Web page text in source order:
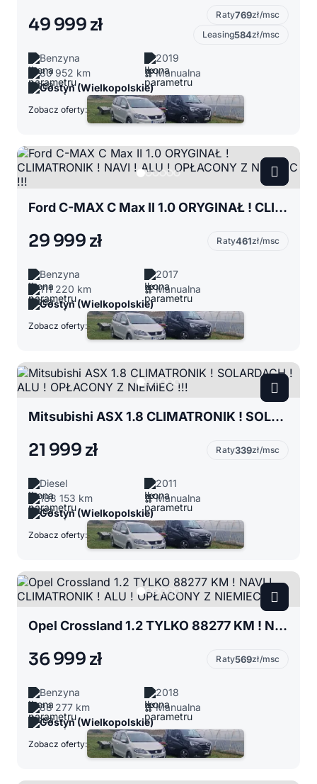
49 999 zł Raty769zł/msc
Leasing584zł/msc
Benzyna
2019
80 952 km
Manualna
Gostyń (Wielkopolskie)
Zobacz oferty:
Ford C-MAX C Max II 1.0 ORYGINAŁ ! CLIMATRONIK ! NAVI ! ALU ! OPŁACONY Z NIEMIEC !!!
29 999 zł Raty461zł/msc
Benzyna
2017
111 220 km
Manualna
Gostyń (Wielkopolskie)
Zobacz oferty:
Mitsubishi ASX 1.8 CLIMATRONIK ! SOLARDACH ! ALU ! OPŁACONY Z NIEMIEC !!!
21 999 zł Raty339zł/msc
Diesel
2011
188 153 km
Manualna
Gostyń (Wielkopolskie)
Zobacz oferty:
Opel Crossland 1.2 TYLKO 88277 KM ! NAVI ! CLIMATRONIK ! ALU ! OPŁACONY Z NIEMIEC !!!
36 999 zł Raty569zł/msc
Benzyna
2018
88 277 km
Manualna
Gostyń (Wielkopolskie)
Zobacz oferty: